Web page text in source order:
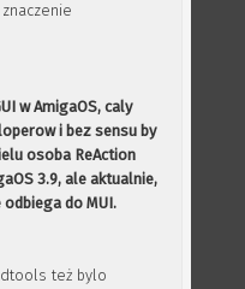
w AmigaOS, caly
i bez sensu by
osoba ReAction
3.9, ale aktualnie,
do MUI.
też bylo